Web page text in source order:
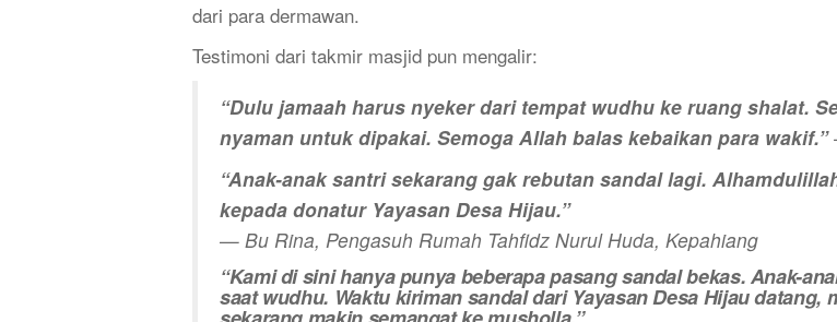
dari para dermawan.
Testimoni dari takmir masjid pun mengalir:
“Dulu jamaah harus nyeker dari tempat wudhu ke ruang shalat.
nyaman untuk dipakai. Semoga Allah balas kebaikan para wakif.”
“Anak-anak santri sekarang gak rebutan sandal lagi.
kepada donatur Yayasan Desa Hijau.”
— Bu Rina, Pengasuh Rumah Tahfidz Nurul Huda, Kepahiang
“Kami di sini hanya punya beberapa pasang sandal bekas. Anak-
saat wudhu. Waktu kiriman sandal dari Yayasan Desa Hijau